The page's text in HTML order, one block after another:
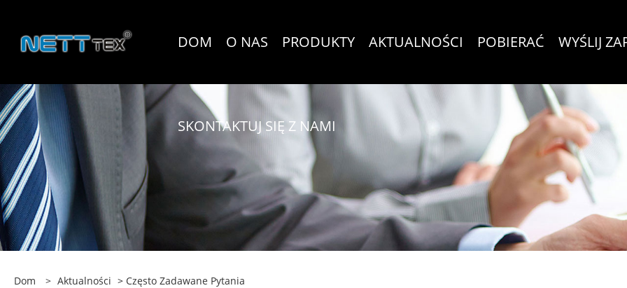
DOM O NAS PRODUKTY AKTUALNOŚCI POBIERAĆ WYŚLIJ
SKONTAKTUJ SIĘ Z NAMI
Dom > Aktualności > Często Zadawane Pytania